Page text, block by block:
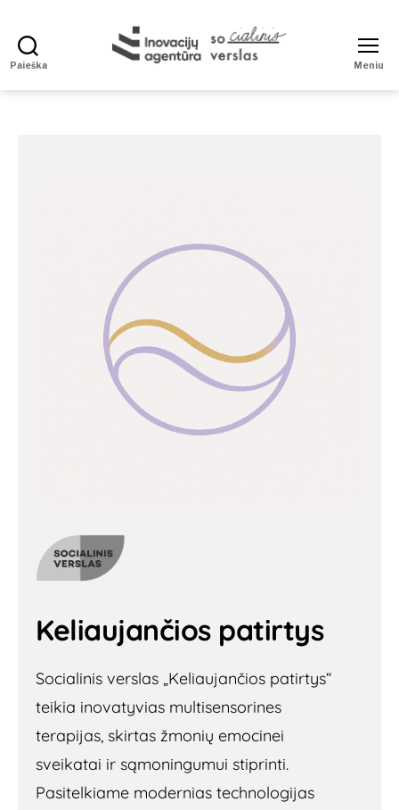
Paieška
Enterprise
Meniu
Keliaujančios patirtys
Socialinis verslas „Keliaujančios patirtys“
teikia inovatyvias multisensorines
terapijas, skirtas žmonių emocinei
sveikatai ir sąmoningumui stiprinti.
Pasitelkiame modernias technologijas